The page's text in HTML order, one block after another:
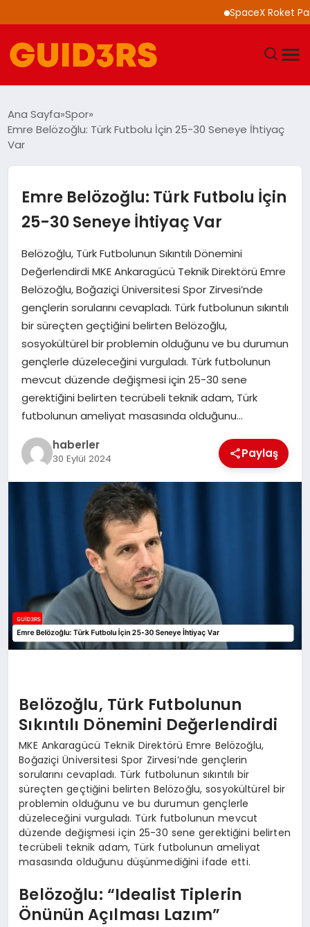
SpaceX Roket
SAĞLIK
EKONOMI
MAGAZIN
EĞITIM
Ana Sayfa Spor
Emre Belözoğlu: Türk Futbolu İçin 25-30 Seneye İhtiyaç
Var
Emre Belözoğlu: Türk Futbolu İçin
25-30 Seneye İhtiyaç Var
Belözoğlu, Türk Futbolunun Sıkıntılı Dönemini
Değerlendirdi MKE Ankaragücü Teknik Direktörü Emre
Belözoğlu, Boğaziçi Üniversitesi Spor Zirvesi’nde
gençlerin sorularını cevapladı. Türk futbolunun sıkıntılı
bir süreçten geçtiğini belirten Belözoğlu,
sosyokültürel bir problemin olduğunu ve bu durumun
gençlerle düzeleceğini vurguladı. Türk futbolunun
mevcut düzende değişmesi için 25-30 sene
gerektiğini belirten tecrübeli teknik adam, Türk
futbolunun ameliyat masasında olduğunu…
haberler
30 Eylül 2024 Paylaş
Belözoğlu, Türk Futbolunun
Sıkıntılı Dönemini Değerlendirdi
MKE Ankaragücü Teknik Direktörü Emre Belözoğlu,
Boğaziçi Üniversitesi Spor Zirvesi’nde gençlerin
sorularını cevapladı. Türk futbolunun sıkıntılı bir
süreçten geçtiğini belirten Belözoğlu, sosyokültürel bir
problemin olduğunu ve bu durumun gençlerle
düzeleceğini vurguladı. Türk futbolunun mevcut
düzende değişmesi için 25-30 sene gerektiğini belirten
tecrübeli teknik adam, Türk futbolunun ameliyat
masasında olduğunu düşünmediğini ifade etti.
Belözoğlu: “Idealist Tiplerin
Önünün Açılması Lazım”